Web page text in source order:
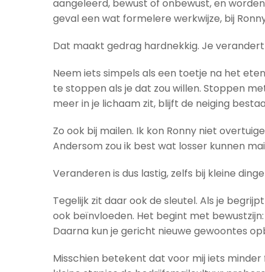
aangeleerd, bewust of onbewust, en
geval een wat formelere werkwijze, bij
Dat maakt gedrag hardnekkig. Je
Neem iets simpels als een toetje na het
te stoppen als je dat zou willen. Stoppen
meer in je lichaam zit, blijft de neiging
Zo ook bij mailen. Ik kon Ronny niet
Andersom zou ik best wat losser kunnen
Veranderen is dus lastig, zelfs bij kleine
Tegelijk zit daar ook de sleutel. Als je
ook beïnvloeden. Het begint met
Daarna kun je gericht nieuwe gewoontes
Misschien betekent dat voor mij iets